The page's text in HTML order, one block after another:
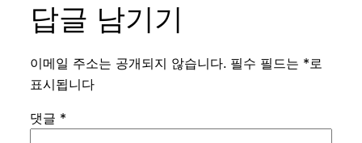
답글 남기기
이메일 주소는 공개되지 않습니다. 필수 필드는 *로
표시됩니다
댓글 *